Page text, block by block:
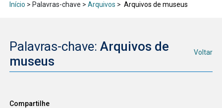
Início > Palavras-chave > Arquivos > Arquivos de museus
Palavras-chave: Arquivos de
museus
Voltar
Compartilhe